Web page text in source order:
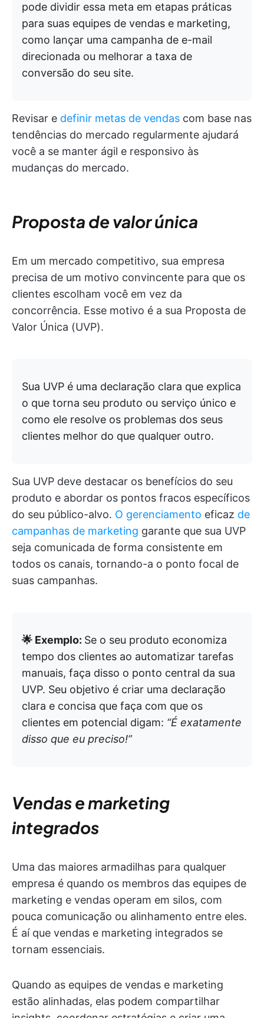
pode dividir essa meta em etapas práticas
para suas equipes de vendas e marketing,
como lançar uma campanha de e-mail
direcionada ou melhorar a taxa de
conversão do seu site.
Revisar e definir metas de vendas com base nas
tendências do mercado regularmente ajudará
você a se manter ágil e responsivo às
mudanças do mercado.
Proposta de valor única
Em um mercado competitivo, sua empresa
precisa de um motivo convincente para que os
clientes escolham você em vez da
concorrência. Esse motivo é a sua Proposta de
Valor Única (UVP).
Sua UVP é uma declaração clara que explica
o que torna seu produto ou serviço único e
como ele resolve os problemas dos seus
clientes melhor do que qualquer outro.
Sua UVP deve destacar os benefícios do seu
produto e abordar os pontos fracos específicos
do seu público-alvo. O gerenciamento eficaz de
campanhas de marketing garante que sua UVP
seja comunicada de forma consistente em
todos os canais, tornando-a o ponto focal de
suas campanhas.
🌟 Exemplo: Se o seu produto economiza
tempo dos clientes ao automatizar tarefas
manuais, faça disso o ponto central da sua
UVP. Seu objetivo é criar uma declaração
clara e concisa que faça com que os
clientes em potencial digam: “É exatamente
disso que eu preciso!”
Vendas e marketing
integrados
Uma das maiores armadilhas para qualquer
empresa é quando os membros das equipes de
marketing e vendas operam em silos, com
pouca comunicação ou alinhamento entre eles.
É aí que vendas e marketing integrados se
tornam essenciais.
Quando as equipes de vendas e marketing
estão alinhadas, elas podem compartilhar